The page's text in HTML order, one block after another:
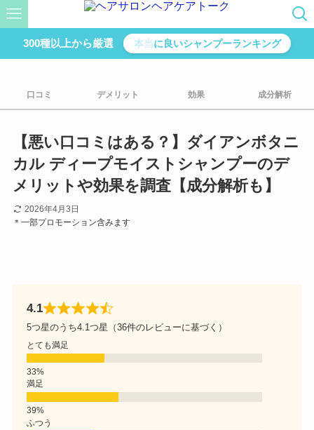
300種以上から厳選 本当に良いシャンプーランキング
口コミ デメリット 効果 成分解析
【悪い口コミはある？】ダイアンボタニ
カル ディープモイストシャンプーのデ
メリットや効果を調査【成分解析も】
2026年4月3日
＊一部プロモーション含みます
4.1
5つ星のうち4.1つ星（36件のレビューに基づく）
とても満足
満足
ふつう